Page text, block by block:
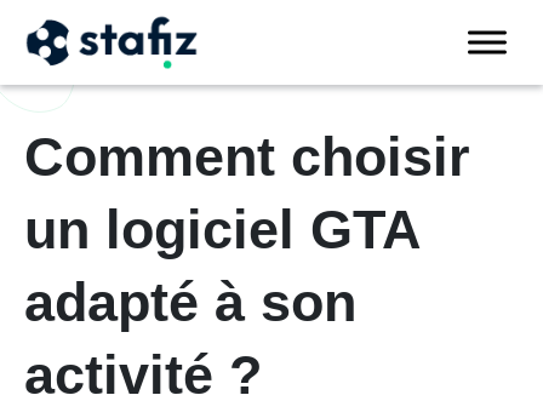
Comment choisir
un logiciel GTA
adapté à son
activité ?